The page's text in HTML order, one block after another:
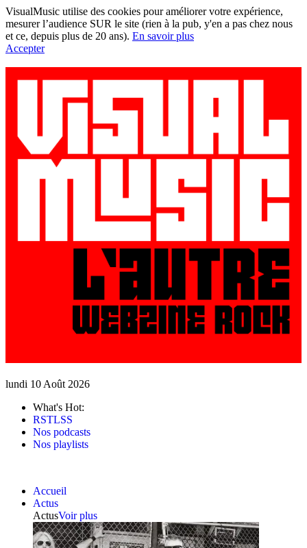
VisualMusic utilise des cookies pour améliorer votre expérience,
mesurer l’audience SUR le site (rien à la pub, y'en a pas chez nous
et ce, depuis plus de 20 ans). En savoir plus
Accepter
lundi 10 Août 2026
What's Hot:
RSTLSS
Nos podcasts
Nos playlists
Accueil
Actus
ActusVoir plus